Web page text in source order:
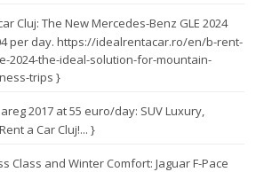
Cluj: The New Mercedes-Benz GLE 2024
per day. https://idealrentacar.ro/en/b-rent-
2024-the-ideal-solution-for-mountain-
trips }
2017 at 55 euro/day: SUV Luxury,
a Car Cluj!... }
Class and Winter Comfort: Jaguar F-Pace